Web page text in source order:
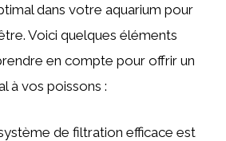
dans votre aquarium pour
Voici quelques éléments
en compte pour offrir un
à vos poissons :
de filtration efficace est